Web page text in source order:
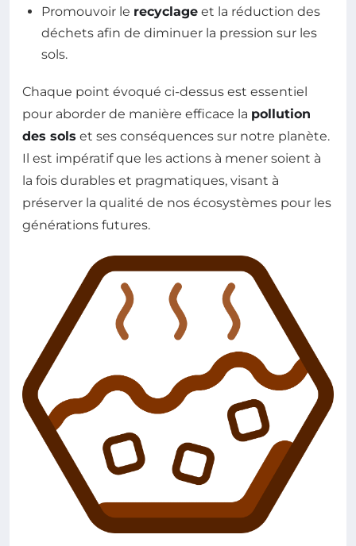
Promouvoir le recyclage et la réduction des
déchets afin de diminuer la pression sur les
sols.
Chaque point évoqué ci-dessus est essentiel
pour aborder de manière efficace la pollution
des sols et ses conséquences sur notre planète.
Il est impératif que les actions à mener soient à
la fois durables et pragmatiques, visant à
préserver la qualité de nos écosystèmes pour les
générations futures.